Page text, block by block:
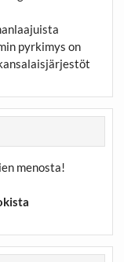
pyrkimys on
menosta!